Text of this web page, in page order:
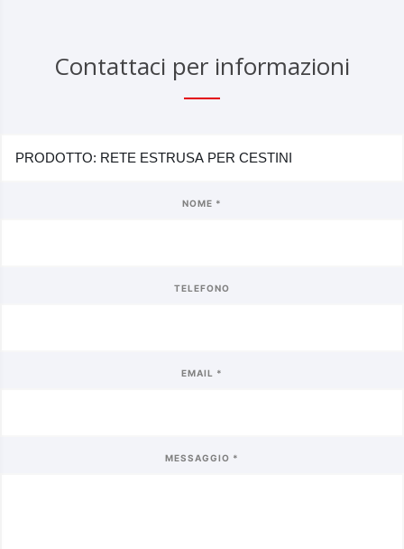
Contattaci per informazioni
NOME *
TELEFONO
EMAIL *
MESSAGGIO *